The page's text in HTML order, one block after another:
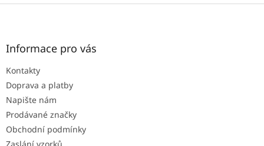
Z
Informace pro vás
Kontakty
Doprava a platby
Napište nám
Prodávané značky
Obchodní podmínky